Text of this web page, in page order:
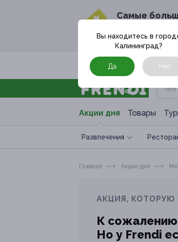
Cамые
в твоём
Москва
Акции дня Товары
Развлечения
Вы находитесь в
Калининград?
Да Нет
Главная Акции дня
АКЦИЯ, КОТОРУЮ
К
Но у Frendi